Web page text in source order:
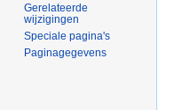
Gerelateerde
wijzigingen
Speciale pagina's
Paginagegevens